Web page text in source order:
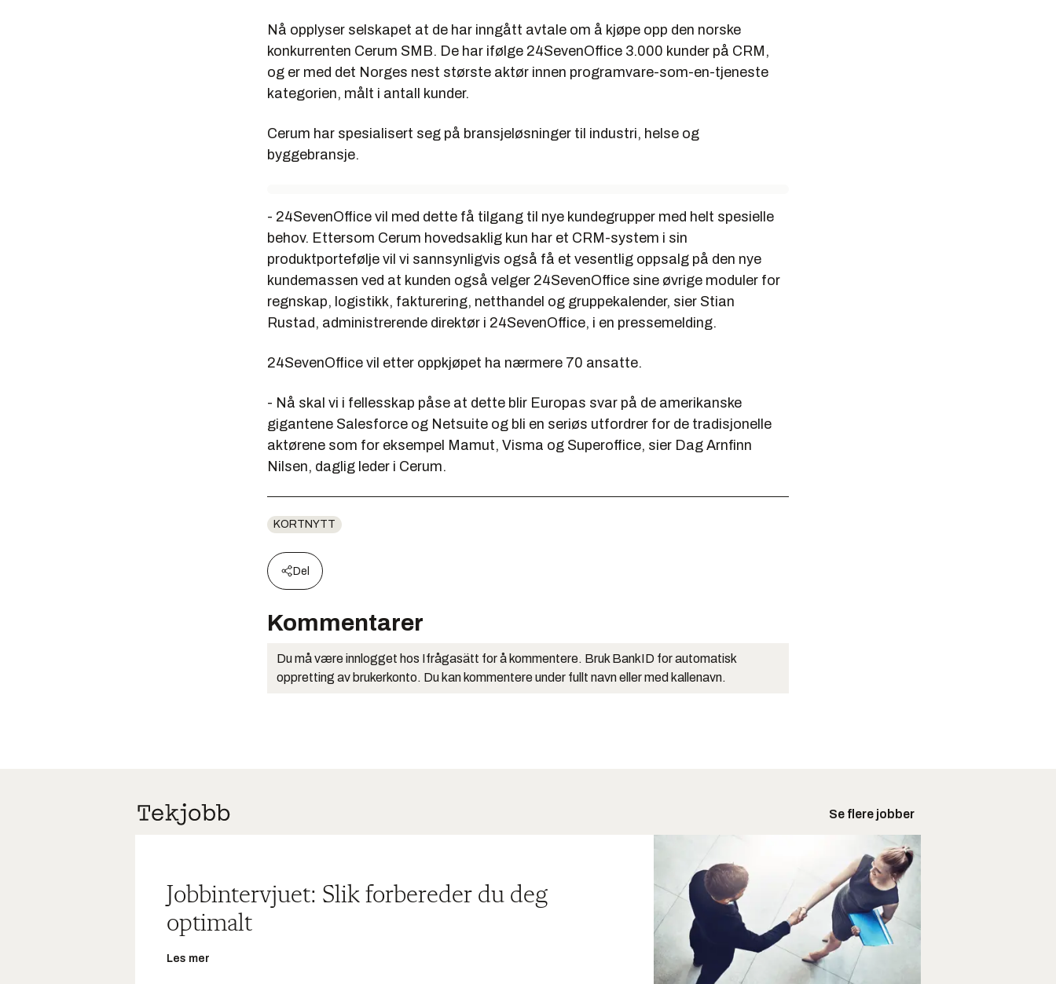
Nå opplyser selskapet at de har inngått avtale om å kjøpe opp den norske
konkurrenten Cerum SMB. De har ifølge 24SevenOffice 3.000 kunder på CRM,
og er med det Norges nest største aktør innen programvare-som-en-tjeneste
kategorien, målt i antall kunder.
Cerum har spesialisert seg på bransjeløsninger til industri, helse og
byggebransje.
- 24SevenOffice vil med dette få tilgang til nye kundegrupper med helt spesielle
behov. Ettersom Cerum hovedsaklig kun har et CRM-system i sin
produktportefølje vil vi sannsynligvis også få et vesentlig oppsalg på den nye
kundemassen ved at kunden også velger 24SevenOffice sine øvrige moduler for
regnskap, logistikk, fakturering, netthandel og gruppekalender, sier Stian
Rustad, administrerende direktør i 24SevenOffice, i en pressemelding.
24SevenOffice vil etter oppkjøpet ha nærmere 70 ansatte.
- Nå skal vi i fellesskap påse at dette blir Europas svar på de amerikanske
gigantene Salesforce og Netsuite og bli en seriøs utfordrer for de tradisjonelle
aktørene som for eksempel Mamut, Visma og Superoffice, sier Dag Arnfinn
Nilsen, daglig leder i Cerum.
KORTNYTT
Del
Kommentarer
Du må være innlogget hos Ifrågasätt for å kommentere. Bruk BankID for automatisk
oppretting av brukerkonto. Du kan kommentere under fullt navn eller med kallenavn.
Se flere jobber
Jobbintervjuet: Slik forbereder du deg
optimalt
Les mer